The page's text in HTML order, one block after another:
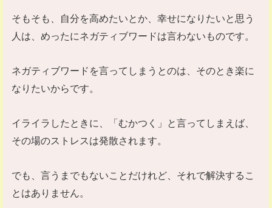
そもそも、自分を高めたいとか、幸せになりたいと思う
人は、めったにネガティブワードは言わないものです。
ネガティブワードを言ってしまうとのは、そのとき楽に
なりたいからです。
イライラしたときに、「むかつく」と言ってしまえば、
その場のストレスは発散されます。
でも、言うまでもないことだけれど、それで解決するこ
とはありません。